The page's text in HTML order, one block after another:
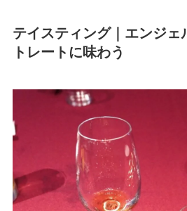
テイスティング｜エンジェ
トレートに味わう